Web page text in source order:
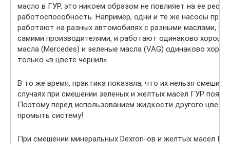
масло в ГУР, это никоем образом не повлияет на ее
работоспособность. Например, одни и те же насосы
работают на разных автомобилях с разными маслами,
самими производителями, и работают одинаково
масла (Mercedes) и зеленые масла (VAG) одинаково
только «в цвете чернил».
В то же время, практика показала, что их нельзя
случаях при смешении зеленых и желтых масел ГУР
Поэтому перед использованием жидкости другого
промыть систему!
При смешении минеральных Dexron-ов и желтых масел